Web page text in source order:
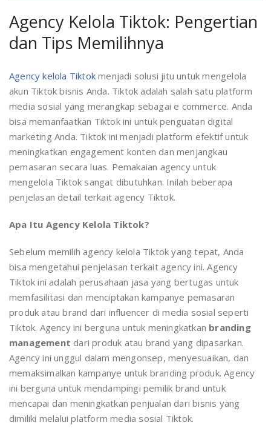
Agency Kelola Tiktok: Pengertian
dan Tips Memilihnya
Agency kelola Tiktokmenjadi solusi jitu untuk mengelola
akun Tiktok bisnis Anda. Tiktok adalah salah satu platform
media sosial yang merangkap sebagai e commerce. Anda
bisa memanfaatkan Tiktok ini untuk penguatan digital
marketing Anda. Tiktok ini menjadi platform efektif untuk
meningkatkan engagement konten dan menjangkau
pemasaran secara luas. Pemakaian agency untuk
mengelola Tiktok sangat dibutuhkan. Inilah beberapa
penjelasan detail terkait agency Tiktok.
Apa Itu Agency Kelola Tiktok?
Sebelum memilih agency kelola Tiktok yang tepat, Anda
bisa mengetahui penjelasan terkait agency ini. Agency
Tiktok ini adalah perusahaan jasa yang bertugas untuk
memfasilitasi dan menciptakan kampanye pemasaran
produk atau brand dari influencer di media sosial seperti
Tiktok. Agency ini berguna untuk meningkatkan branding
management dari produk atau brand yang dipasarkan.
Agency ini unggul dalam mengonsep, menyesuaikan, dan
memaksimalkan kampanye untuk branding produk. Agency
ini berguna untuk mendampingi pemilik brand untuk
mencapai dan meningkatkan penjualan dari bisnis yang
dimiliki melalui platform media sosial Tiktok.